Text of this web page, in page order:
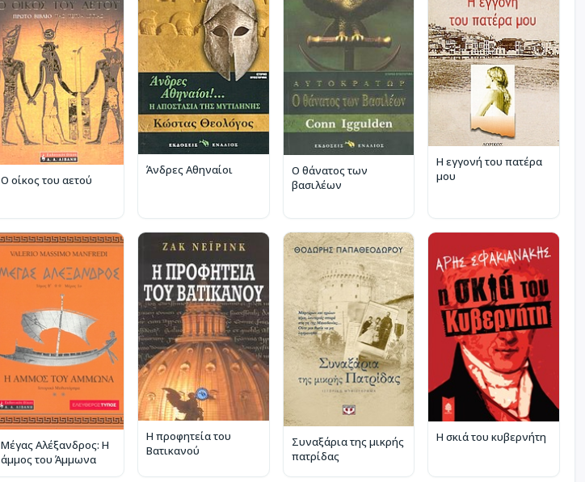
Ο οίκος του αετού
Άνδρες Αθηναίοι
Ο θάνατος των
βασιλέων
Η εγγονή του πατέρα
μου
Μέγας Αλέξανδρος: Η
άμμος του Άμμωνα
Η προφητεία του
Βατικανού
Συναξάρια της μικρής
πατρίδας
Η σκιά του κυβερνήτη